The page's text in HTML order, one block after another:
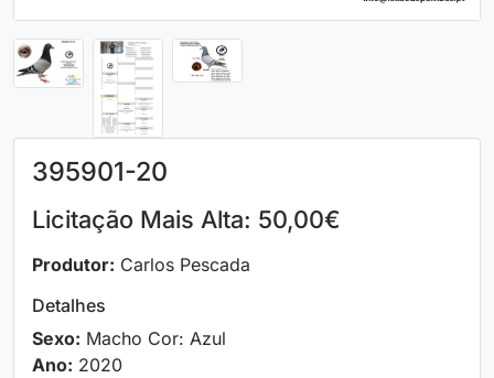
395901-20
Licitação Mais Alta: 50,00€
Produtor: Carlos Pescada
Detalhes
Sexo: Macho Cor: Azul
Ano: 2020